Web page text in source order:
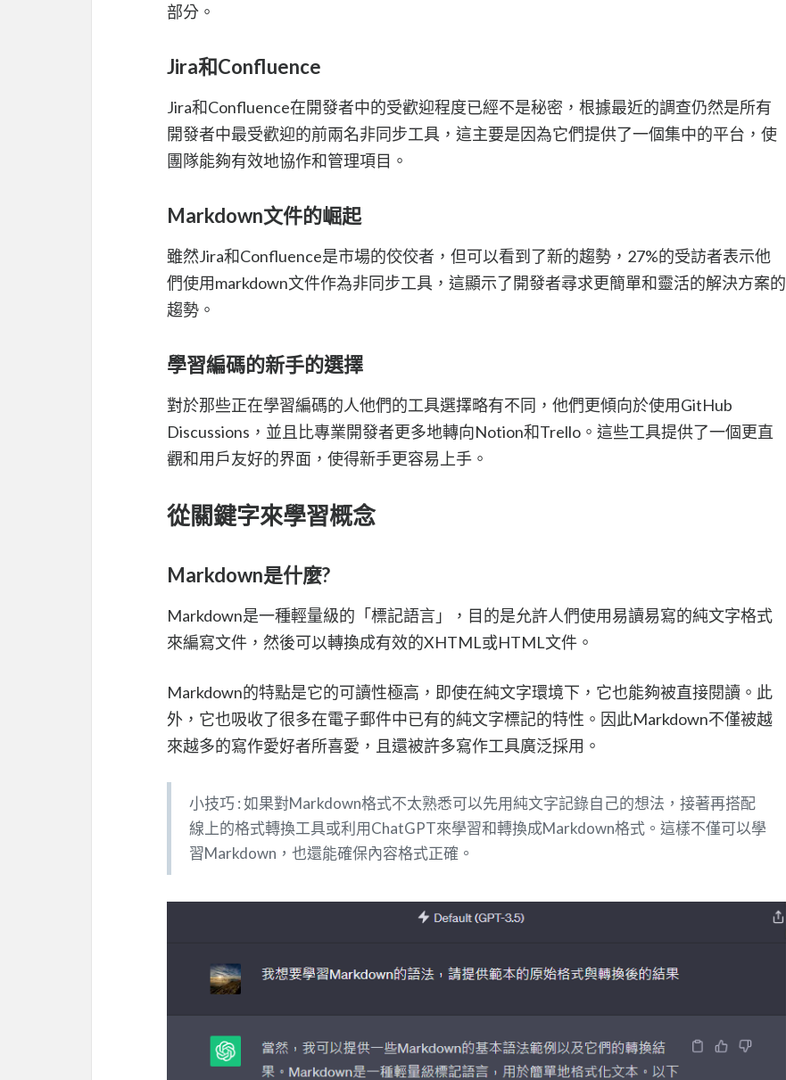
部分。
Jira和Confluence
Jira和Confluence在開發者中的受歡迎程度已經不是秘密，根據最近的調查仍然是所有
開發者中最受歡迎的前兩名非同步工具，這主要是因為它們提供了一個集中的平台，使
團隊能夠有效地協作和管理項目。
Markdown文件的崛起
雖然Jira和Confluence是市場的佼佼者，但可以看到了新的趨勢，27%的受訪者表示他
們使用markdown文件作為非同步工具，這顯示了開發者尋求更簡單和靈活的解決方案的
趨勢。
學習編碼的新手的選擇
對於那些正在學習編碼的人他們的工具選擇略有不同，他們更傾向於使用GitHub
Discussions，並且比專業開發者更多地轉向Notion和Trello。這些工具提供了一個更直
觀和用戶友好的界面，使得新手更容易上手。
從關鍵字來學習概念
Markdown是什麼?
Markdown是一種輕量級的「標記語言」，目的是允許人們使用易讀易寫的純文字格式
來編寫文件，然後可以轉換成有效的XHTML或HTML文件。
Markdown的特點是它的可讀性極高，即使在純文字環境下，它也能夠被直接閱讀。此
外，它也吸收了很多在電子郵件中已有的純文字標記的特性。因此Markdown不僅被越
來越多的寫作愛好者所喜愛，且還被許多寫作工具廣泛採用。
小技巧 : 如果對Markdown格式不太熟悉可以先用純文字記錄自己的想法，接著再搭配
線上的格式轉換工具或利用ChatGPT來學習和轉換成Markdown格式。這樣不僅可以學
習Markdown，也還能確保內容格式正確。